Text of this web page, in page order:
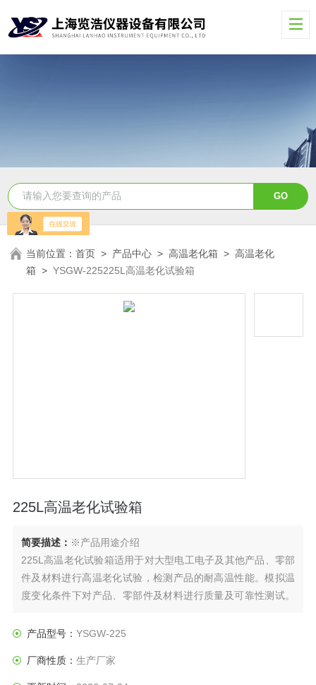
当前位置：首页 > 产品中心 >高温老化箱 >高温老化
箱 >YSGW-225225L高温老化试验箱
225L高温老化试验箱
简要描述： ※产品用途介绍
225L高温老化试验箱适用于对大型电工电子及其他产品、零部
件及材料进行高温老化试验，检测产品的耐高温性能。模拟温
度变化条件下对产品、零部件及材料进行质量及可靠性测试。
化试验。
产品型号： YSGW-225
厂商性质： 生产厂家